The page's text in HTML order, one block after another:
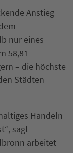
Anstieg
nur eines
58,81
– die höchste
Städten
Handeln
sagt
arbeitet